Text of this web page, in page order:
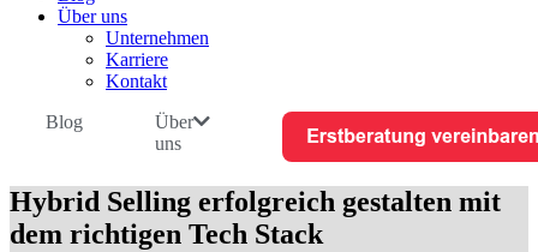
Über uns
Unternehmen
Karriere
Kontakt
Blog
Über
uns
Hybrid Selling erfolgreich gestalten mit
dem richtigen Tech Stack